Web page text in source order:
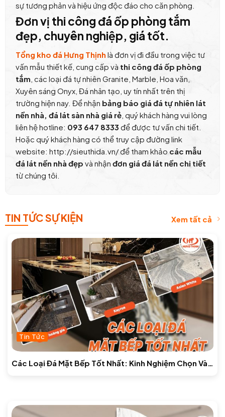
sự tương phản và hiệu ứng độc đáo cho căn phòng.
Đơn vị thi công đá ốp phòng tắm
đẹp, chuyên nghiệp, giá tốt.
Tổng kho đá Hưng Thịnh là đơn vị đi đầu trong việc tư
vấn mẫu thiết kế, cung cấp và thi công đá ốp phòng
tắm , các loại đá tự nhiên Granite, Marble, Hoa văn,
Xuyên sáng Onyx, Đá nhân tạo, uy tín nhất trên thị
trường hiện nay. Để nhận bảng báo giá đá tự nhiên lát
nền nhà, đá lát sàn nhà giá rẻ , quý khách hàng vui lòng
liên hệ hotline: 093 647 8333 để được tư vấn chi tiết.
Hoặc quý khách hàng có thể truy cập đường link
website: http://sieuthida.vn/ để tham khảo các mẫu
đá lát nền nhà đẹp và nhận đơn giá đá lát nền chi tiết
từ chúng tôi.
TIN TỨC SỰ KIỆN Xem tất cả
Tin Tức
Các Loại Đá Mặt Bếp Tốt Nhất: Kinh Nghiệm Chọn Và